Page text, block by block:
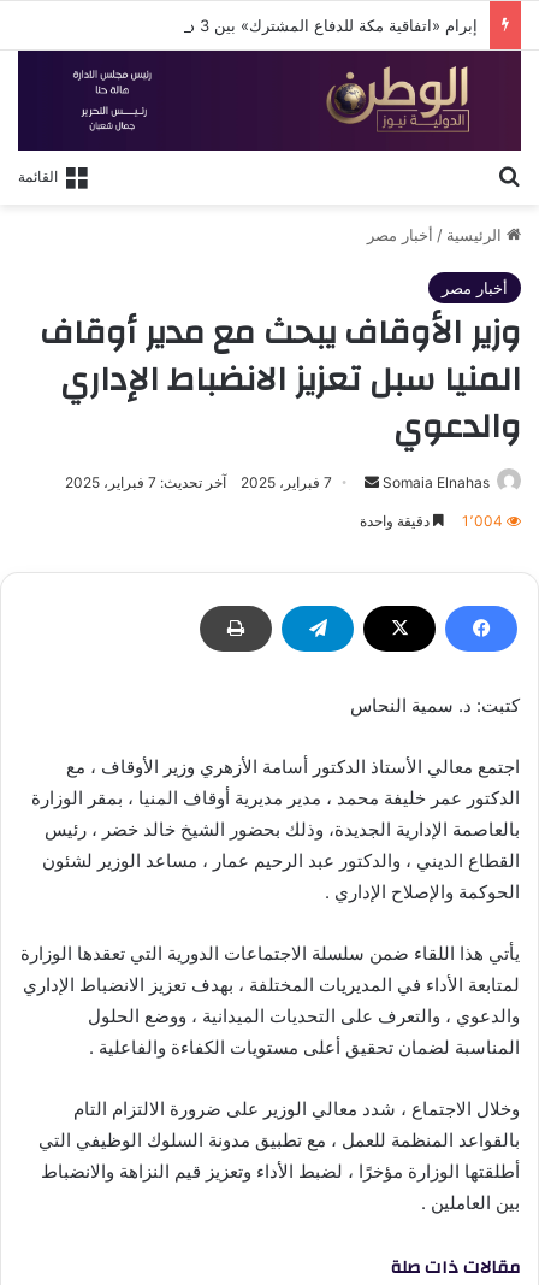
إبرام «اتفاقية مكة للدفاع المشترك» بين 3 دول إسلامية
القائمة
الرئيسية / أخبار مصر
أخبار مصر
وزير الأوقاف يبحث مع مدير أوقاف
المنيا سبل تعزيز الانضباط الإداري
والدعوي
Somaia Elnahas
أرسل 7 فبراير، 2025 آخر تحديث: 7 فبراير، 2025
1٬004 دقيقة واحدة
كتبت: د. سمية النحاس
اجتمع معالي الأستاذ الدكتور أسامة الأزهري وزير الأوقاف ، مع
الدكتور عمر خليفة محمد ، مدير مديرية أوقاف المنيا ، بمقر الوزارة
بالعاصمة الإدارية الجديدة، وذلك بحضور الشيخ خالد خضر ، رئيس
القطاع الديني ، والدكتور عبد الرحيم عمار ، مساعد الوزير لشئون
الحوكمة والإصلاح الإداري .
يأتي هذا اللقاء ضمن سلسلة الاجتماعات الدورية التي تعقدها الوزارة
لمتابعة الأداء في المديريات المختلفة ، بهدف تعزيز الانضباط الإداري
والدعوي ، والتعرف على التحديات الميدانية ، ووضع الحلول
المناسبة لضمان تحقيق أعلى مستويات الكفاءة والفاعلية .
وخلال الاجتماع ، شدد معالي الوزير على ضرورة الالتزام التام
بالقواعد المنظمة للعمل ، مع تطبيق مدونة السلوك الوظيفي التي
أطلقتها الوزارة مؤخرًا ، لضبط الأداء وتعزيز قيم النزاهة والانضباط
بين العاملين .
مقالات ذات صلة